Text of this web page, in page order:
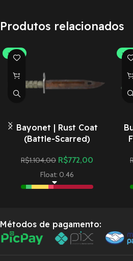
Produtos relacionados
-30%
Bayonet | Rust Coat
(Battle-Scarred)
R$1.104,00 R$772,00
Float: 0.46
-
Métodos de pagamento: